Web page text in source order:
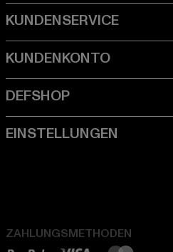
ZAHLUNGSMETHODEN